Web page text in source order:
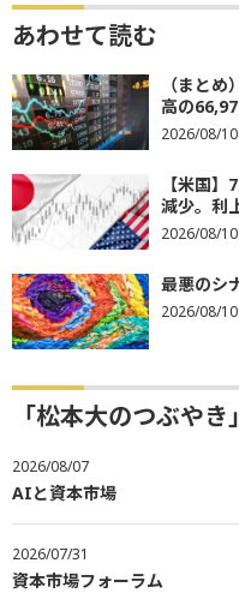
あわせて読む
（まと
高の
2026/08/10
【米国
減少。利
2026/08/10
最悪のシ
2026/08/10
「松本大のつぶや
2026/08/07
AIと資本市場
2026/07/31
資本市場フォーラム